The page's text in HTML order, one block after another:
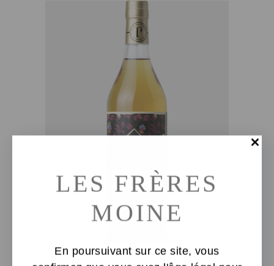
LES FRÈRES
MOINE
En poursuivant sur ce site, vous